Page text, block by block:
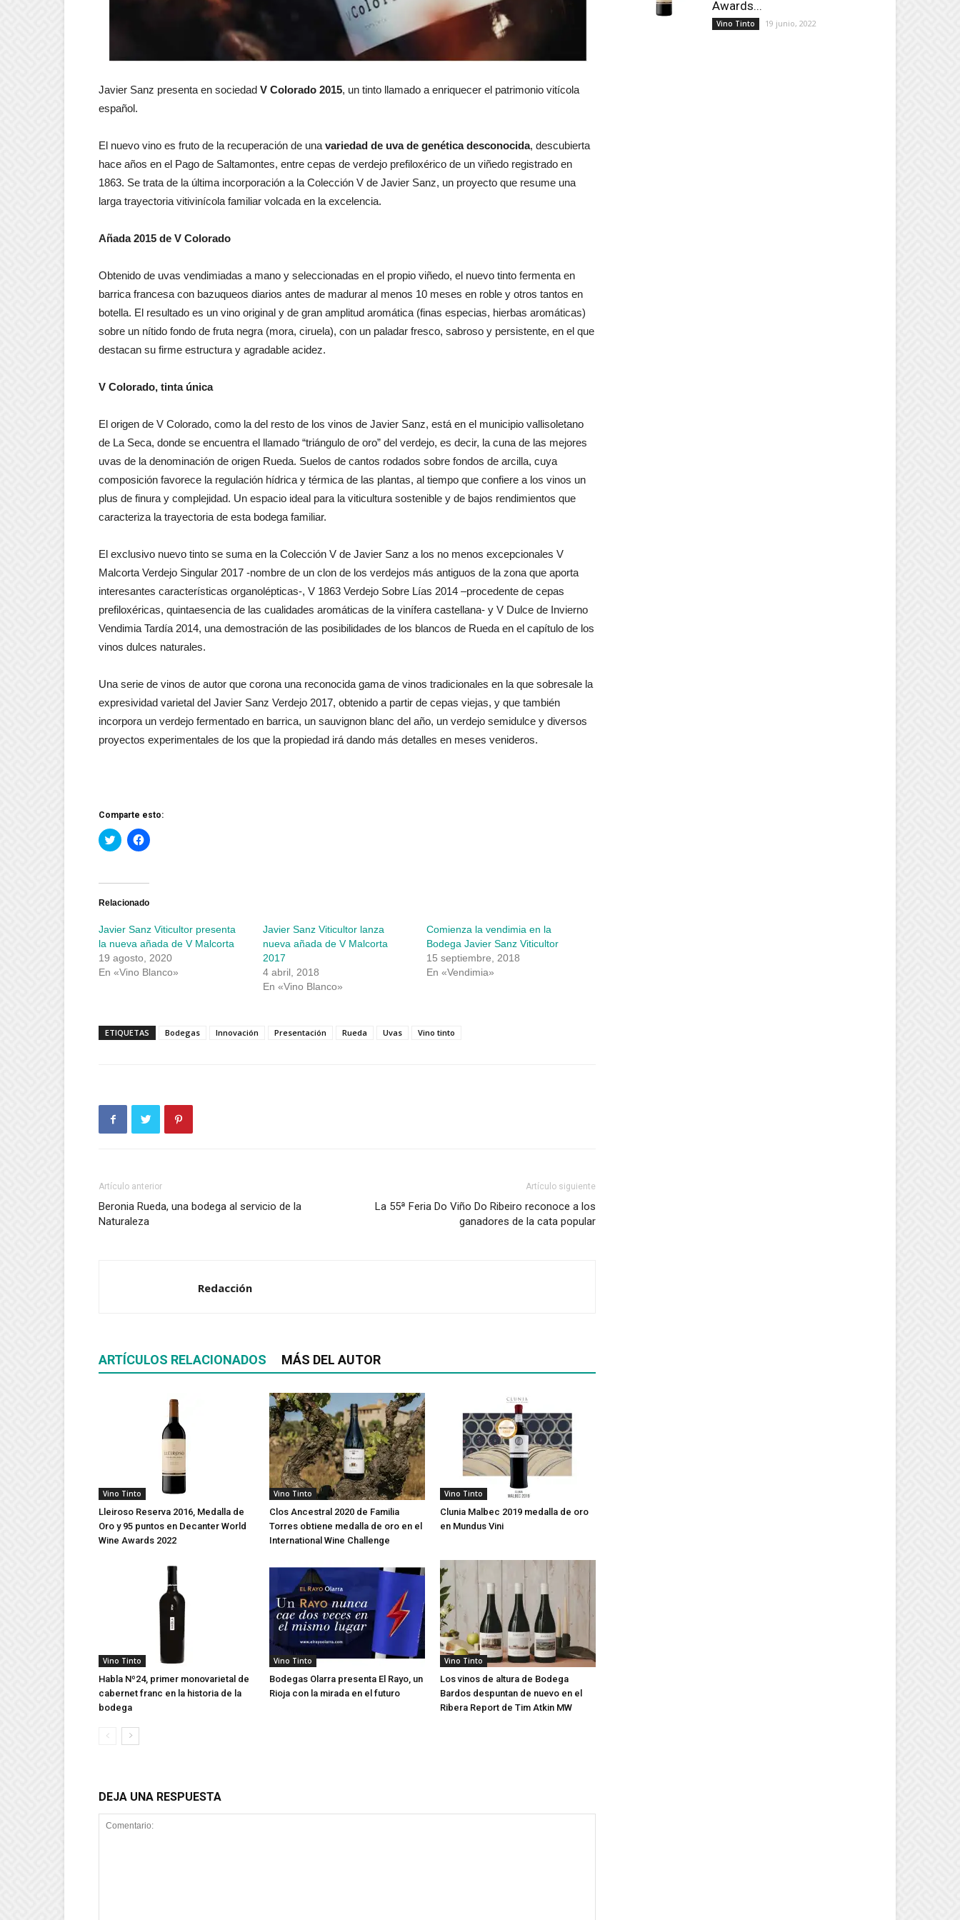
Javier Sanz presenta en sociedad V Colorado 2015, un tinto llamado a enriquecer el patrimonio vitícola
español.
El nuevo vino es fruto de la recuperación de unavariedad de uva de genética desconocida, descubierta
hace años en el Pago de Saltamontes, entre cepas de verdejo prefiloxérico de un viñedo registrado en
1863. Se trata de la última incorporación a la Colección V de Javier Sanz, un proyecto que resume una
larga trayectoria vitivinícola familiar volcada en la excelencia.
Añada 2015 de V Colorado
Obtenido de uvas vendimiadas a mano y seleccionadas en el propio viñedo, el nuevo tinto fermenta en
barrica francesa con bazuqueos diarios antes de madurar al menos 10 meses en roble y otros tantos en
botella. El resultado es un vino original y de gran amplitud aromática (finas especias, hierbas aromáticas)
sobre un nítido fondo de fruta negra (mora, ciruela), con un paladar fresco, sabroso y persistente, en el que
destacan su firme estructura y agradable acidez.
V Colorado, tinta única
El origen de V Colorado, como la del resto de los vinos de Javier Sanz, está en el municipio vallisoletano
de La Seca, donde se encuentra el llamado “triángulo de oro” del verdejo, es decir, la cuna de las mejores
uvas de la denominación de origen Rueda. Suelos de cantos rodados sobre fondos de arcilla, cuya
composición favorece la regulación hídrica y térmica de las plantas, al tiempo que confiere a los vinos un
plus de finura y complejidad. Un espacio ideal para la viticultura sostenible y de bajos rendimientos que
caracteriza la trayectoria de esta bodega familiar.
El exclusivo nuevo tinto se suma en la Colección V de Javier Sanz a los no menos excepcionales V
Malcorta Verdejo Singular 2017 -nombre de un clon de los verdejos más antiguos de la zona que aporta
interesantes características organolépticas-, V 1863 Verdejo Sobre Lías 2014 –procedente de cepas
prefiloxéricas, quintaesencia de las cualidades aromáticas de la vinífera castellana- y V Dulce de Invierno
Vendimia Tardía 2014, una demostración de las posibilidades de los blancos de Rueda en el capítulo de los
vinos dulces naturales.
Una serie de vinos de autor que corona una reconocida gama de vinos tradicionales en la que sobresale la
expresividad varietal del Javier Sanz Verdejo 2017, obtenido a partir de cepas viejas, y que también
incorpora un verdejo fermentado en barrica, un sauvignon blanc del año, un verdejo semidulce y diversos
proyectos experimentales de los que la propiedad irá dando más detalles en meses venideros.
Comparte esto:
Haz
clic
Twitter
abre
ventana
nueva)
Haz
clic
Facebook
abre
ventana
nueva)
Relacionado
Javier Sanz Viticultor presenta
la nueva añada de V Malcorta
19 agosto, 2020
En «Vino Blanco»
Javier Sanz Viticultor lanza
nueva añada de V Malcorta
2017
4 abril, 2018
En «Vino Blanco»
Comienza la vendimia en la
Bodega Javier Sanz Viticultor
15 septiembre, 2018
En «Vendimia»
ETIQUETAS Bodegas Innovación Presentación Rueda Uvas Vino tinto
Artículo anterior
Beronia Rueda, una bodega al servicio de la
Naturaleza
Artículo siguiente
La 55ª Feria Do Viño Do Ribeiro reconoce a los
ganadores de la cata popular
Redacción
ARTÍCULOS RELACIONADOS MÁS DEL AUTOR
Vino Tinto
Lleiroso Reserva 2016, Medalla de
Oro y 95 puntos en Decanter World
Wine Awards 2022
Vino Tinto
Clos Ancestral 2020 de Familia
Torres obtiene medalla de oro en el
International Wine Challenge
Vino Tinto
Clunia Malbec 2019 medalla de oro
en Mundus Vini
Vino Tinto
Habla Nº24, primer monovarietal de
cabernet franc en la historia de la
bodega
Vino Tinto
Bodegas Olarra presenta El Rayo, un
Rioja con la mirada en el futuro
Vino Tinto
Los vinos de altura de Bodega
Bardos despuntan de nuevo en el
Ribera Report de Tim Atkin MW
DEJA UNA RESPUESTA
Awards...
Vino Tinto 19 junio, 2022